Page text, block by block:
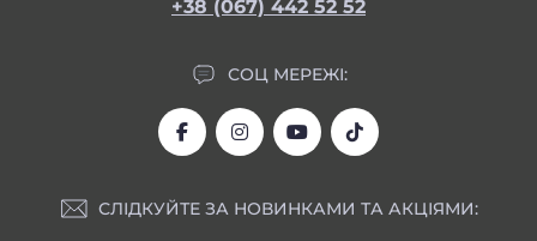
+38 (067) 442 52 52
СОЦ МЕРЕЖІ:
СЛІДКУЙТЕ ЗА НОВИНКАМИ ТА АКЦІЯМИ: